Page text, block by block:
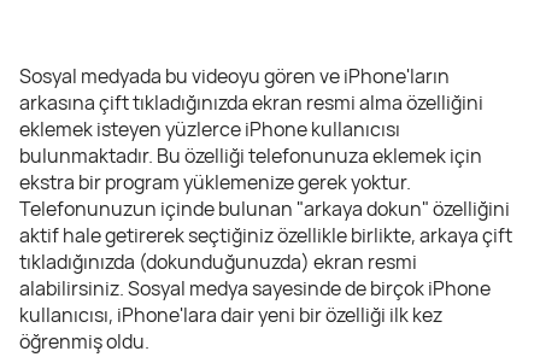
Sosyal medyada bu videoyu gören ve iPhone'ların
arkasına çift tıkladığınızda ekran resmi alma özelliğini
eklemek isteyen yüzlerce iPhone kullanıcısı
bulunmaktadır. Bu özelliği telefonunuza eklemek için
ekstra bir program yüklemenize gerek yoktur.
Telefonunuzun içinde bulunan "arkaya dokun" özelliğini
aktif hale getirerek seçtiğiniz özellikle birlikte, arkaya çift
tıkladığınızda (dokunduğunuzda) ekran resmi
alabilirsiniz. Sosyal medya sayesinde de birçok iPhone
kullanıcısı, iPhone'lara dair yeni bir özelliği ilk kez
öğrenmiş oldu.